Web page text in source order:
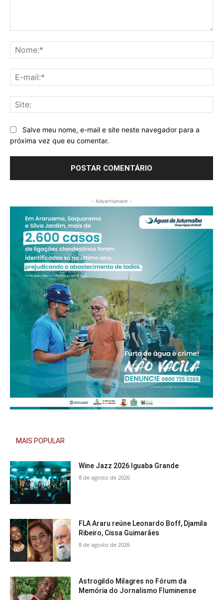
Salve meu nome, e-mail e site neste navegador para a
próxima vez que eu comentar.
- Advertisment -
MAIS POPULAR
Wine Jazz 2026 Iguaba Grande
8 de agosto de 2026
FLA Araru reúne Leonardo Boff, Djamila
Ribeiro, Cissa Guimarães
8 de agosto de 2026
Astrogildo Milagres no Fórum da
Memória do Jornalismo Fluminense